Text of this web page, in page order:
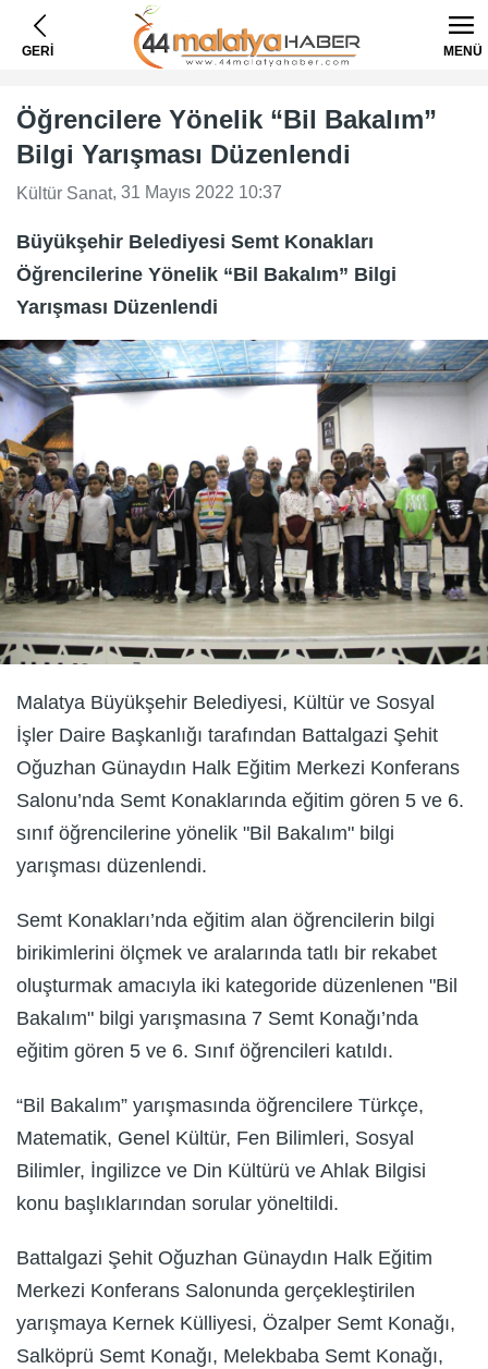
GERİ MENÜ
Öğrencilere Yönelik “Bil Bakalım”
Bilgi Yarışması Düzenlendi
Kültür Sanat, 31 Mayıs 2022 10:37
Büyükşehir Belediyesi Semt Konakları
Öğrencilerine Yönelik “Bil Bakalım” Bilgi
Yarışması Düzenlendi
Malatya Büyükşehir Belediyesi, Kültür ve Sosyal
İşler Daire Başkanlığı tarafından Battalgazi Şehit
Oğuzhan Günaydın Halk Eğitim Merkezi Konferans
Salonu’nda Semt Konaklarında eğitim gören 5 ve 6.
sınıf öğrencilerine yönelik "Bil Bakalım" bilgi
yarışması düzenlendi.
Semt Konakları’nda eğitim alan öğrencilerin bilgi
birikimlerini ölçmek ve aralarında tatlı bir rekabet
oluşturmak amacıyla iki kategoride düzenlenen "Bil
Bakalım" bilgi yarışmasına 7 Semt Konağı’nda
eğitim gören 5 ve 6. Sınıf öğrencileri katıldı.
“Bil Bakalım” yarışmasında öğrencilere Türkçe,
Matematik, Genel Kültür, Fen Bilimleri, Sosyal
Bilimler, İngilizce ve Din Kültürü ve Ahlak Bilgisi
konu başlıklarından sorular yöneltildi.
Battalgazi Şehit Oğuzhan Günaydın Halk Eğitim
Merkezi Konferans Salonunda gerçekleştirilen
yarışmaya Kernek Külliyesi, Özalper Semt Konağı,
Salköprü Semt Konağı, Melekbaba Semt Konağı,